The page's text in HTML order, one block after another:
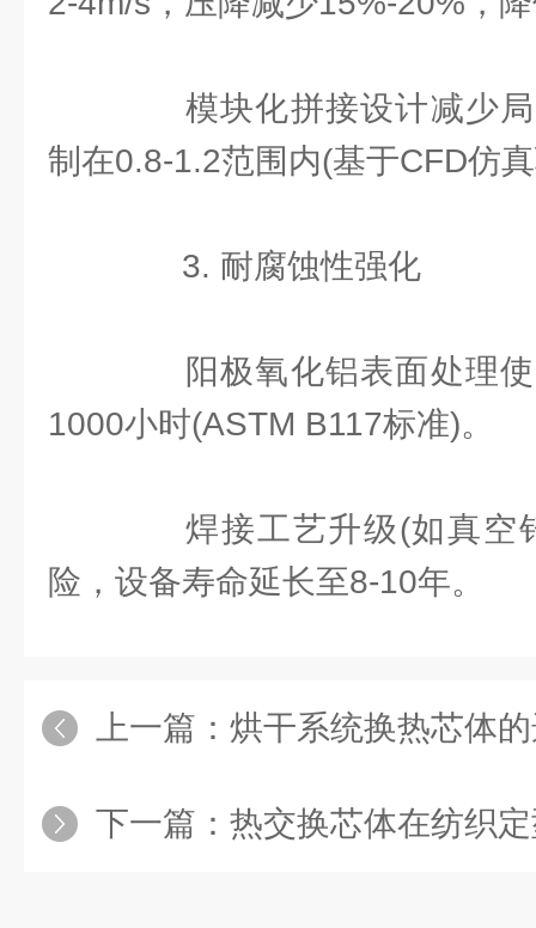
模块化拼接设计减少局
制在0.8-1.2范围内(基于CFD仿
3. 耐腐蚀性强化
阳极氧化铝表面处理使
1000小时(ASTM B117标准)。
焊接工艺升级(如真空
险，设备寿命延长至8-10年。
上一篇： 烘干系统换热芯体
下一篇： 热交换芯体在纺织定型